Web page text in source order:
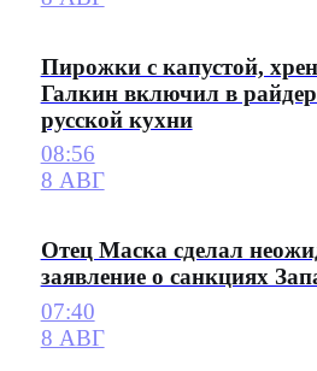
Пирожки с капустой,
Галкин включил в
русской кухни
08:56
8 АВГ
Отец Маска сделал
заявление о санкциях
07:40
8 АВГ